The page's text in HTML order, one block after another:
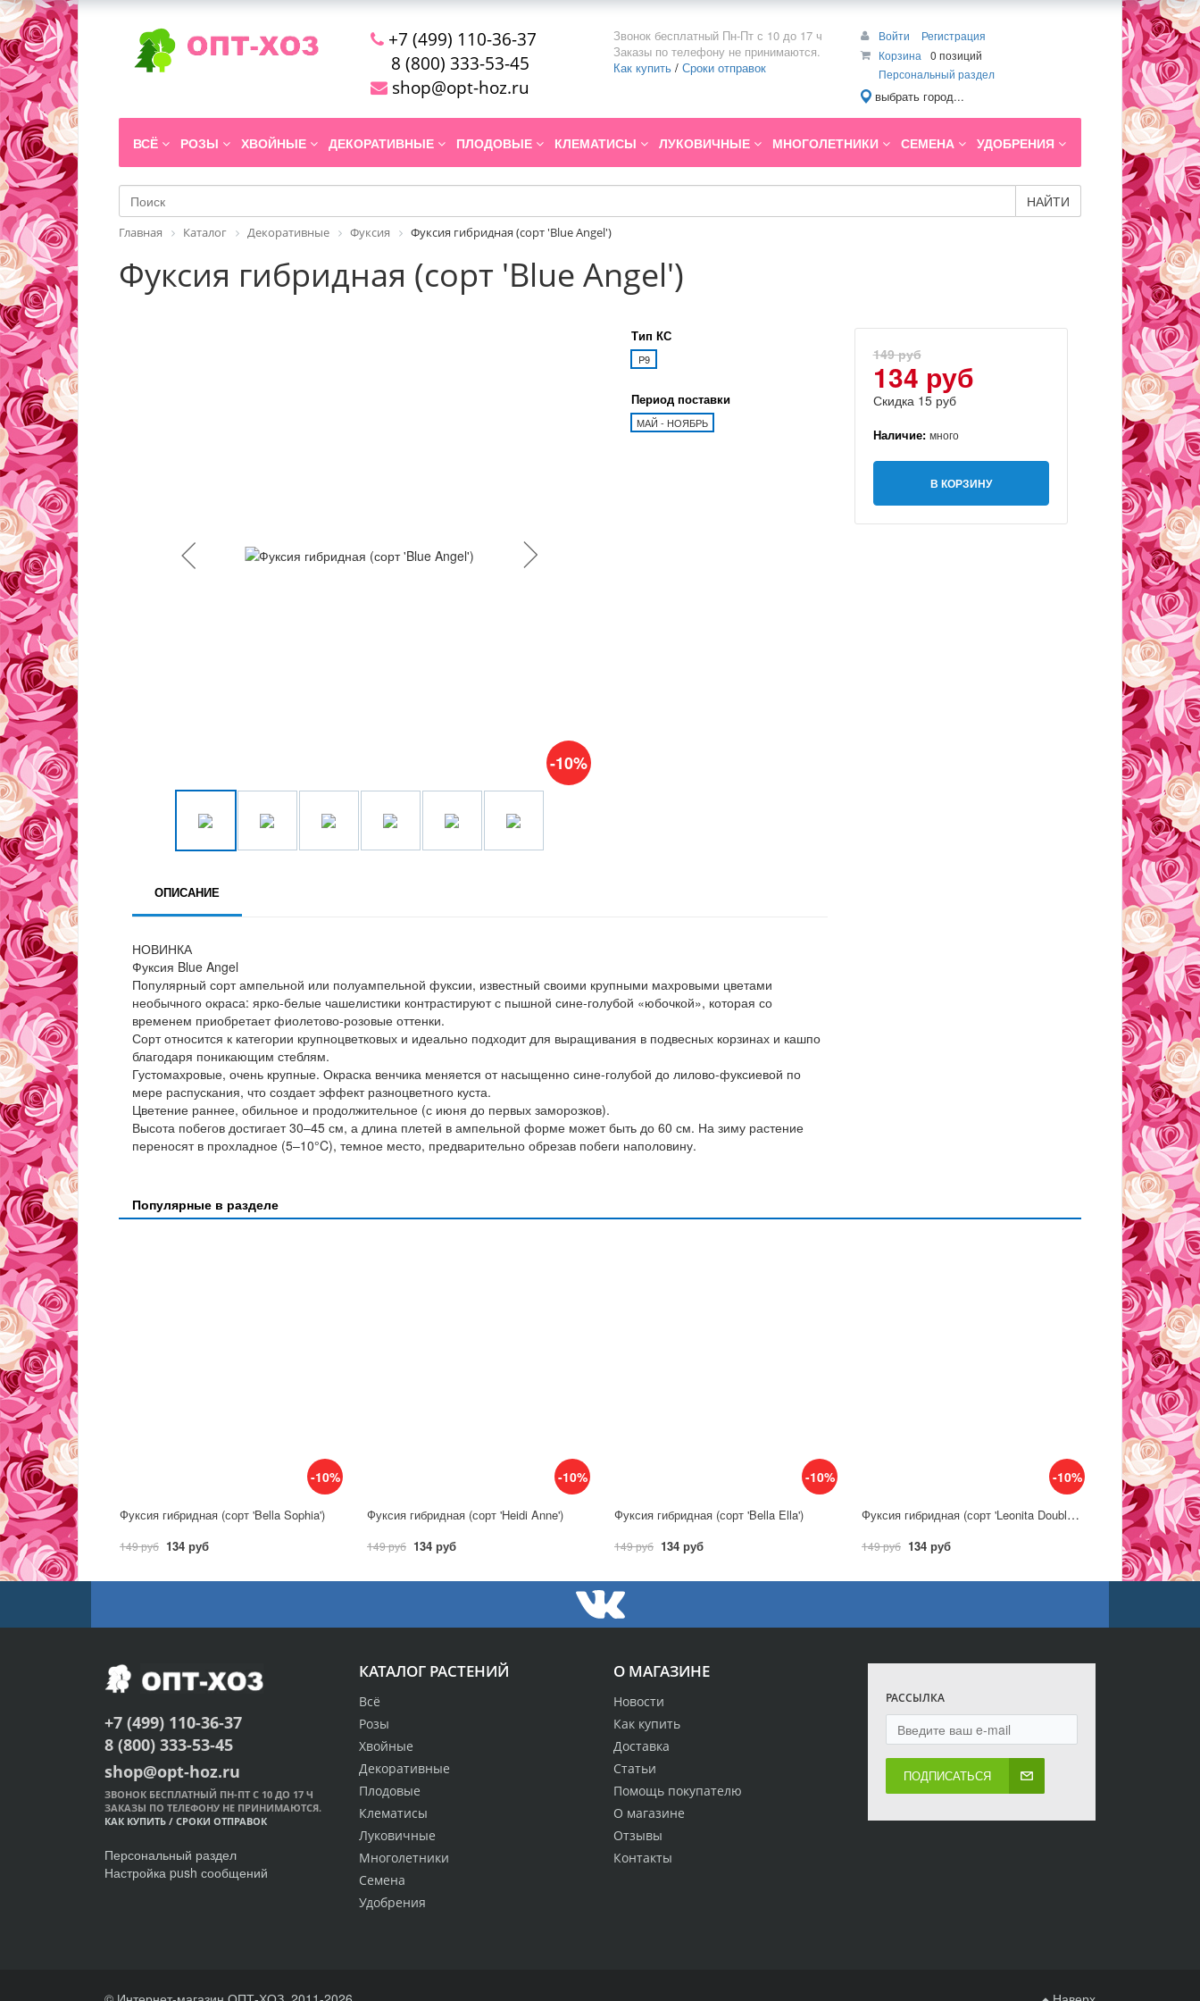
+7 (499) 110-36-37
8 (800) 333-53-45
shop@opt-hoz.ru
Звонок бесплатный Пн-Пт с 10 до 17 ч
Заказы по телефону не принимаются.
Как купить / Сроки отправок
Войти
Регистрация
Корзина
0 позиций
Персональный раздел
выбрать город...
ВСЁ РОЗЫ ХВОЙНЫЕ ДЕКОРАТИВНЫЕ ПЛОДОВЫЕ КЛЕМАТИСЫ ЛУКОВИЧНЫЕ МНОГОЛЕТНИКИ СЕМЕНА УДОБРЕНИЯ
НАЙТИ
Главная Каталог Декоративные Фуксия Фуксия гибридная (сорт 'Blue Angel')
Фуксия гибридная (сорт 'Blue Angel')
-10%
Тип КС
P9
Период поставки
МАЙ - НОЯБРЬ
149 руб
134 руб
Скидка 15 руб
Наличие: много
В КОРЗИНУ
ОПИСАНИЕ
НОВИНКА
Фуксия Blue Angel
Популярный сорт ампельной или полуампельной фуксии, известный своими крупными махровыми цветами
необычного окраса: ярко-белые чашелистики контрастируют с пышной сине-голубой «юбочкой», которая со
временем приобретает фиолетово-розовые оттенки.
Сорт относится к категории крупноцветковых и идеально подходит для выращивания в подвесных корзинах и кашпо
благодаря поникающим стеблям.
Густомахровые, очень крупные. Окраска венчика меняется от насыщенно сине-голубой до лилово-фуксиевой по
мере распускания, что создает эффект разноцветного куста.
Цветение раннее, обильное и продолжительное (с июня до первых заморозков).
Высота побегов достигает 30–45 см, а длина плетей в ампельной форме может быть до 60 см. На зиму растение
переносят в прохладное (5–10°C), темное место, предварительно обрезав побеги наполовину.
Популярные в разделе
-10%
Фуксия гибридная (сорт 'Bella Sophia')
149 руб 134 руб
-10%
Фуксия гибридная (сорт 'Heidi Anne')
149 руб 134 руб
-10%
Фуксия гибридная (сорт 'Bella Ella')
149 руб 134 руб
-10%
Фуксия гибридная (сорт 'Leonita Double Pink-White')
149 руб 134 руб
О МАГАЗИНЕ
Новости
Как купить
Доставка
Статьи
Помощь покупателю
О магазине
Отзывы
Контакты
КАТАЛОГ РАСТЕНИЙ
Всё
Розы
Хвойные
Декоративные
Плодовые
Клематисы
Луковичные
Многолетники
Семена
Удобрения
РАССЫЛКА
ПОДПИСАТЬСЯ
+7 (499) 110-36-37
8 (800) 333-53-45
shop@opt-hoz.ru
ЗВОНОК БЕСПЛАТНЫЙ ПН-ПТ С 10 ДО 17 Ч
ЗАКАЗЫ ПО ТЕЛЕФОНУ НЕ ПРИНИМАЮТСЯ.
КАК КУПИТЬ / СРОКИ ОТПРАВОК
Персональный раздел
Настройка push сообщений